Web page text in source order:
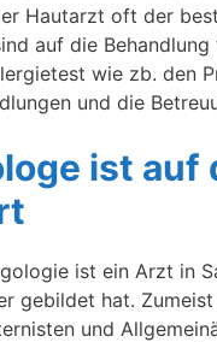
Hautarzt oft der
auf die
wie zb. den
und die
ist auf
ist ein Arzt in
gebildet hat.
und